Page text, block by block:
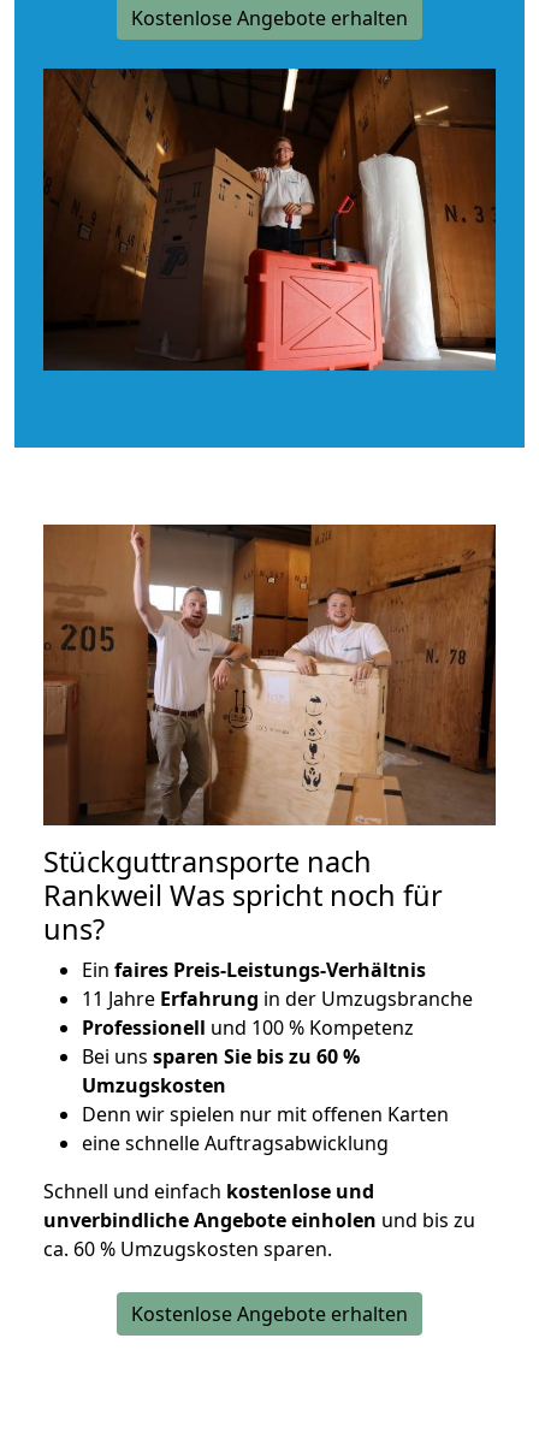
Kostenlose Angebote erhalten
Stückguttransporte nach
Rankweil Was spricht noch für
uns?
Ein faires Preis-Leistungs-Verhältnis
11 Jahre Erfahrung in der Umzugsbranche
Professionell und 100 % Kompetenz
Bei uns sparen Sie bis zu 60 %
Umzugskosten
Denn wir spielen nur mit offenen Karten
eine schnelle Auftragsabwicklung
Schnell und einfach kostenlose und
unverbindliche Angebote einholen und bis zu
ca. 60 % Umzugskosten sparen.
Kostenlose Angebote erhalten